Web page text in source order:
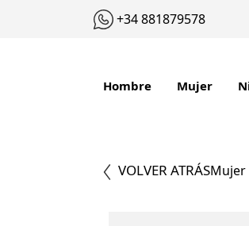
+34 881879578
Hombre Mujer
VOLVER ATRÁSMujer